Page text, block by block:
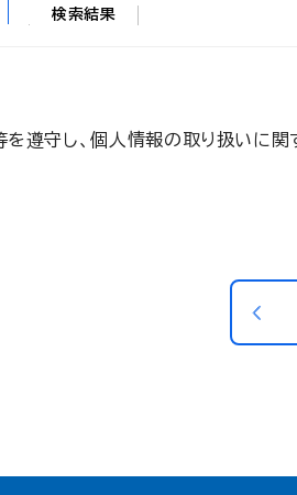
検索結果
遵守し、個人情報の取り扱いに